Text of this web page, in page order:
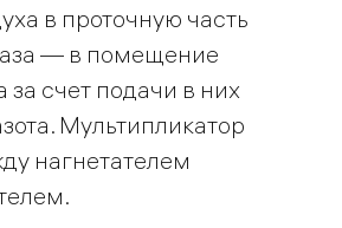
в проточную часть
— в помещение
счет подачи в них
Мультипликатор
нагнетателем